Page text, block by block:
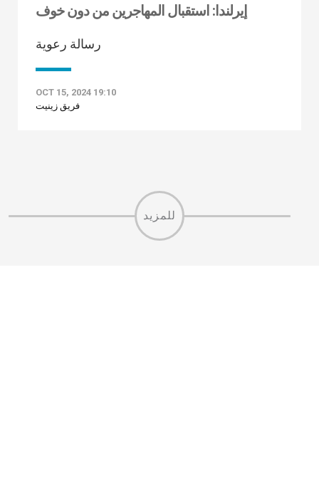
إيرلندا: استقبال المهاجرين من دون خوف
رسالة رعوية
OCT 15, 2024 19:10
فريق زينيت
للمزيد